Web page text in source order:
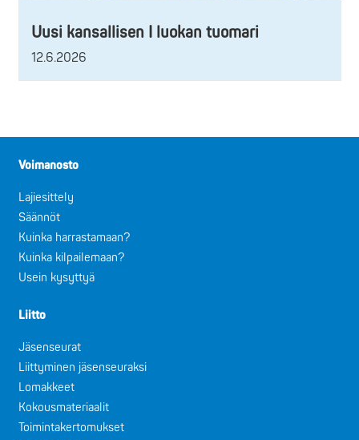
Uusi kansallisen I luokan tuomari
12.6.2026
Voimanosto
Lajiesittely
Säännöt
Kuinka harrastamaan?
Kuinka kilpailemaan?
Usein kysyttyä
Liitto
Jäsenseurat
Liittyminen jäsenseuraksi
Lomakkeet
Kokousmateriaalit
Toimintakertomukset